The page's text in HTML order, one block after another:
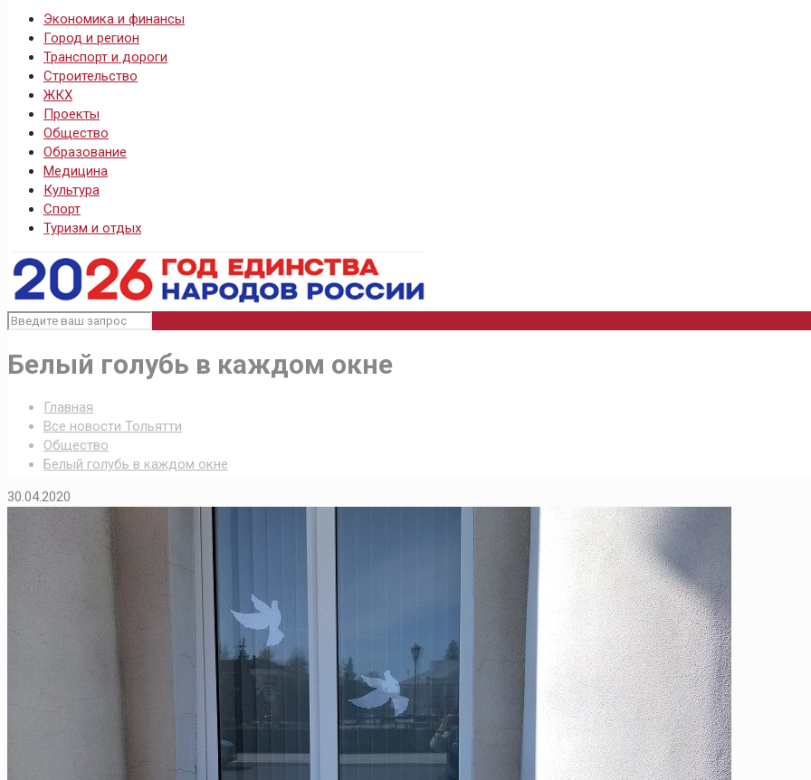
Экономика и финансы
Город и регион
Транспорт и дороги
Строительство
ЖКХ
Проекты
Общество
Образование
Медицина
Культура
Спорт
Туризм и отдых
Белый голубь в каждом окне
Главная
Все новости Тольятти
Общество
Белый голубь в каждом окне
30.04.2020